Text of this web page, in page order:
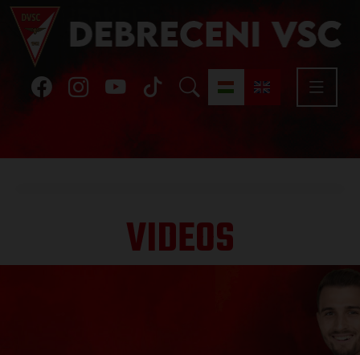
VIDEOS